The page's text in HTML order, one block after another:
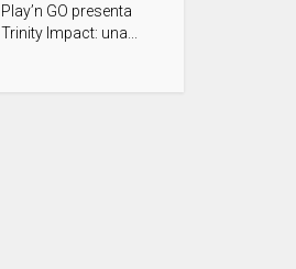
Play’n GO presenta
Trinity Impact: una...